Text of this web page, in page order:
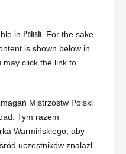
in Polish. For the sake
is shown below in
may click the link to
Mistrzostw Polski
Tym razem
Warmińskiego, aby
uczestników znalazł